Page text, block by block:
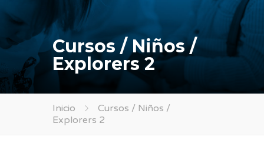
Cursos / Niños /
Explorers 2
Inicio
Cursos / Niños /
Explorers 2